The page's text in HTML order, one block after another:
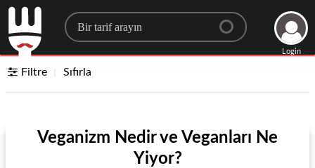
Search for a recipe
Login
Filtre Sıfırla
Veganizm Nedir ve Veganları Ne
Yiyor?